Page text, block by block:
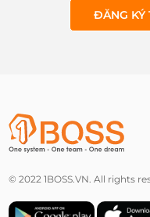
ĐĂNG KÝ
© 2022 1BOSS.VN. All rights